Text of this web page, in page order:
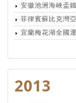
安徽池洲海峽盃
菲律賓蘇比克灣
宜蘭梅花湖全國
2013